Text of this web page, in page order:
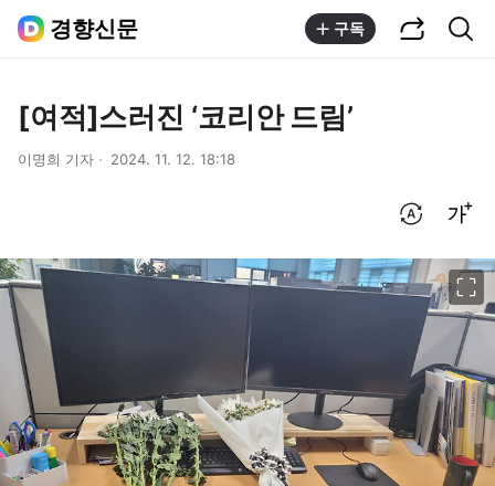
경향신문 구독
[여적]스러진 ‘코리안 드림’
이명희 기자 2024. 11. 12. 18:18